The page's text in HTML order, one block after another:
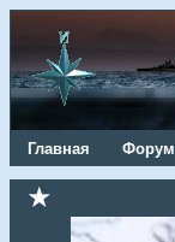
Главная Форум
★